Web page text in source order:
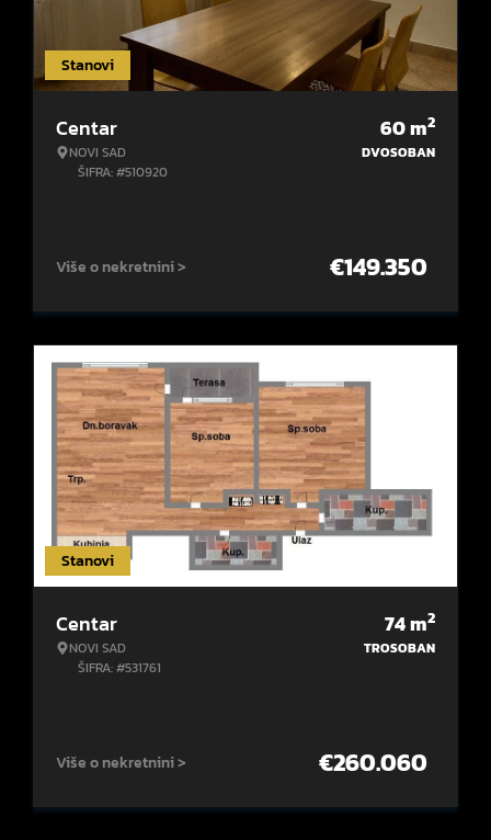
Stanovi
Centar
NOVI SAD
ŠIFRA: #510920
60m2
DVOSOBAN
Više o nekretnini > €149.350
Stanovi
Centar
NOVI SAD
ŠIFRA: #531761
74m2
TROSOBAN
Više o nekretnini > €260.060